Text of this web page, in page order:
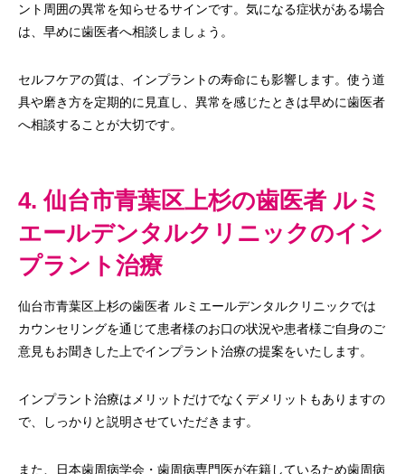
ント周囲の異常を知らせるサインです。気になる症状がある場合
は、早めに歯医者へ相談しましょう。
セルフケアの質は、インプラントの寿命にも影響します。使う道
具や磨き方を定期的に見直し、異常を感じたときは早めに歯医者
へ相談することが大切です。
4. 仙台市青葉区上杉の歯医者 ルミ
エールデンタルクリニックのイン
プラント治療
仙台市青葉区上杉の歯医者 ルミエールデンタルクリニックでは
カウンセリングを通じて患者様のお口の状況や患者様ご自身のご
意見もお聞きした上でインプラント治療の提案をいたします。
インプラント治療はメリットだけでなくデメリットもありますの
で、しっかりと説明させていただきます。
また、日本歯周病学会・歯周病専門医が在籍しているため歯周病